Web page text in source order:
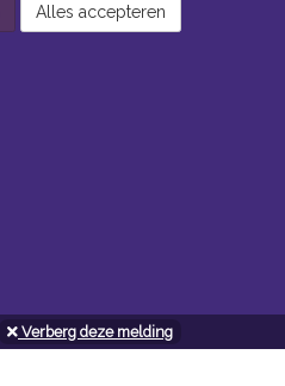
Verberg deze melding
Alles accepteren